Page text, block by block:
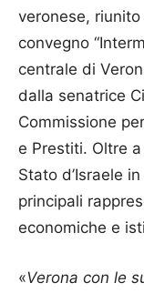
veronese,
convegno
centrale di
dalla senatrice
Commissione
e Prestiti. Oltre
Stato d’Israele
principali
economiche e
«Verona con le